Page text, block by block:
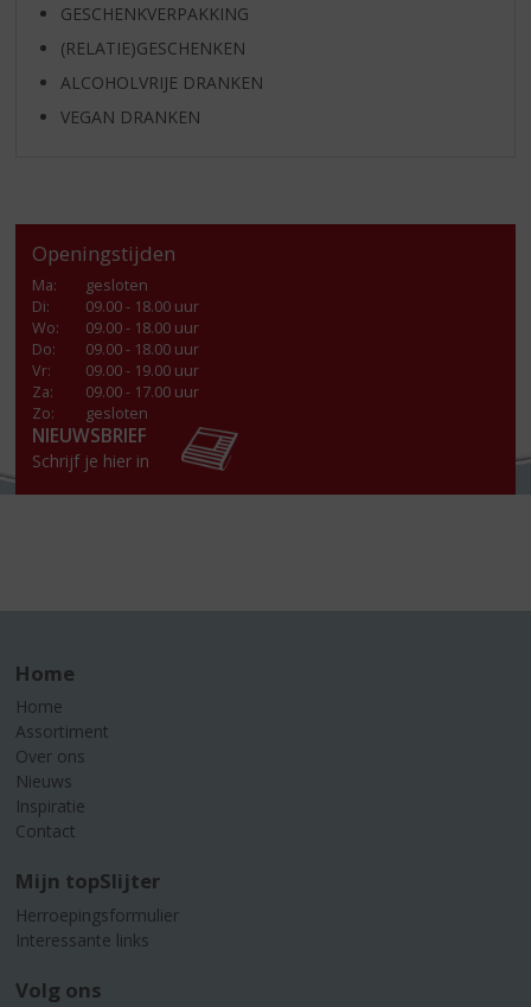
GESCHENKVERPAKKING
(RELATIE)GESCHENKEN
ALCOHOLVRIJE DRANKEN
VEGAN DRANKEN
Openingstijden
Ma:
gesloten
Di:
09.00 - 18.00 uur
Wo:
09.00 - 18.00 uur
Do:
09.00 - 18.00 uur
Vr:
09.00 - 19.00 uur
Za:
09.00 - 17.00 uur
Zo:
gesloten
NIEUWSBRIEF
Schrijf je hier in
Home
Home
Assortiment
Over ons
Nieuws
Inspiratie
Contact
Mijn topSlijter
Herroepingsformulier
Interessante links
Volg ons